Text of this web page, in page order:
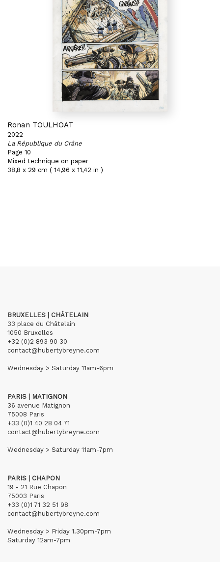
Ronan TOULHOAT
2022
La République du Crâne
Page 10
Mixed technique on paper
38,8 x 29 cm ( 14,96 x 11,42 in )
BRUXELLES | CHÂTELAIN
33 place du Châtelain
1050 Bruxelles
+32 (0)2 893 90 30
contact@hubertybreyne.com
Wednesday > Saturday 11am-6pm
PARIS | MATIGNON
36 avenue Matignon
75008 Paris
+33 (0)1 40 28 04 71
contact@hubertybreyne.com
Wednesday > Saturday 11am-7pm
PARIS | CHAPON
19 - 21 Rue Chapon
75003 Paris
+33 (0)1 71 32 51 98
contact@hubertybreyne.com
Wednesday > Friday 1.30pm-7pm
Saturday 12am-7pm